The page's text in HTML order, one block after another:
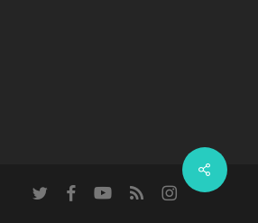
twitter facebookyoutubeRSS instagram